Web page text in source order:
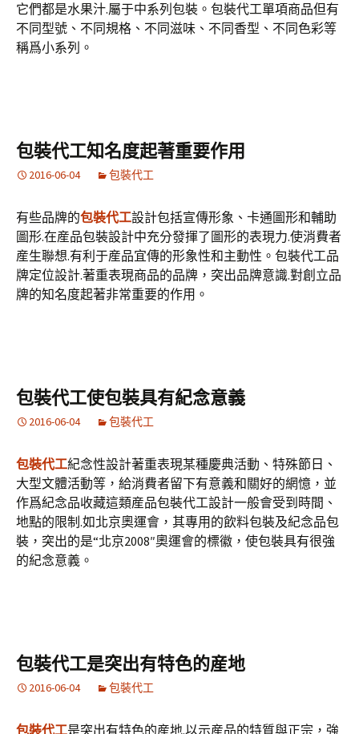
它們都是水果汁.屬于中系列包裝。包裝代工單項商品但有
不同型號、不同規格、不同滋味、不同香型、不同色彩等
稱爲小系列。
包裝代工知名度起著重要作用
2016-06-04 包裝代工
有些品牌的包裝代工設計包括宣傳形象、卡通圖形和輔助
圖形.在産品包裝設計中充分發揮了圖形的表現力.使消費者
産生聯想.有利于産品宜傳的形象性和主動性。包裝代工品
牌定位設計.著重表現商品的品牌，突出品牌意識.對創立品
牌的知名度起著非常重要的作用。
包裝代工使包裝具有紀念意義
2016-06-04 包裝代工
包裝代工紀念性設計著重表現某種慶典活動、特殊節日、
大型文體活動等，給消費者留下有意義和關好的網憶，並
作爲紀念品收藏這類産品包裝代工設計一般會受到時間、
地點的限制.如北京奧運會，其專用的飲料包裝及紀念品包
裝，突出的是“北京2008″奧運會的標徽，使包裝具有很強
的紀念意義。
包裝代工是突出有特色的産地
2016-06-04 包裝代工
包裝代工是突出有特色的産地.以示産品的特質與正宗，強